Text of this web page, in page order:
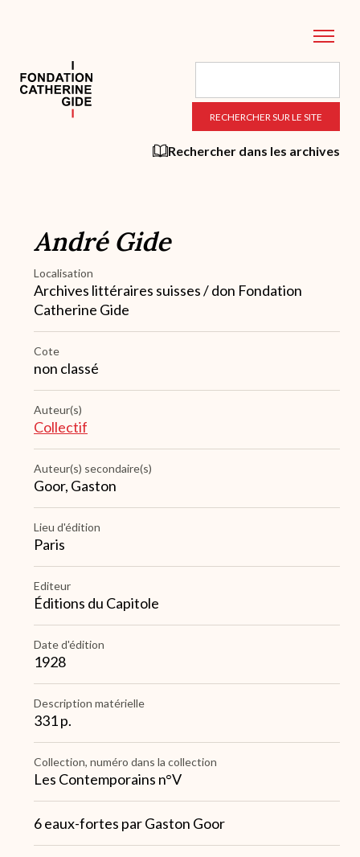
principal
Rechercher dans les archives
André Gide
Localisation
Archives littéraires suisses / don Fondation
Catherine Gide
Cote
non classé
Auteur(s)
Collectif
Auteur(s) secondaire(s)
Goor, Gaston
Lieu d'édition
Paris
Editeur
Éditions du Capitole
Date d'édition
1928
Description matérielle
331 p.
Collection, numéro dans la collection
Les Contemporains n°V
Note
6 eaux-fortes par Gaston Goor